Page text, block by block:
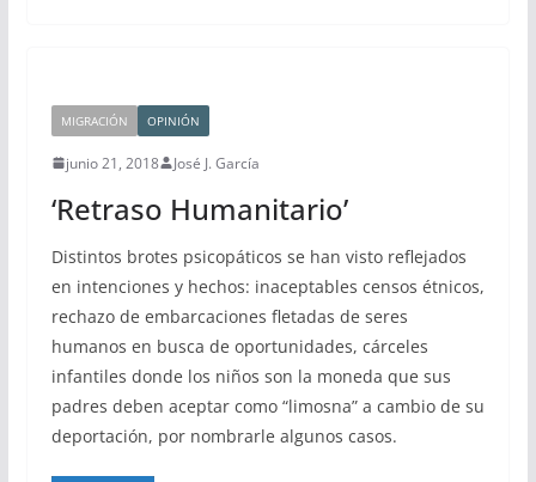
MIGRACIÓN OPINIÓN
junio 21, 2018 José J. García
‘Retraso Humanitario’
Distintos brotes psicopáticos se han visto reflejados
en intenciones y hechos: inaceptables censos étnicos,
rechazo de embarcaciones fletadas de seres
humanos en busca de oportunidades, cárceles
infantiles donde los niños son la moneda que sus
padres deben aceptar como “limosna” a cambio de su
deportación, por nombrarle algunos casos.